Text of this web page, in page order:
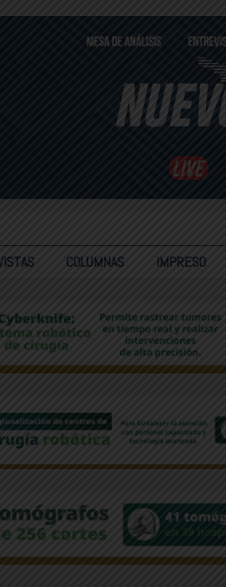
COLUMNAS IMPRESO